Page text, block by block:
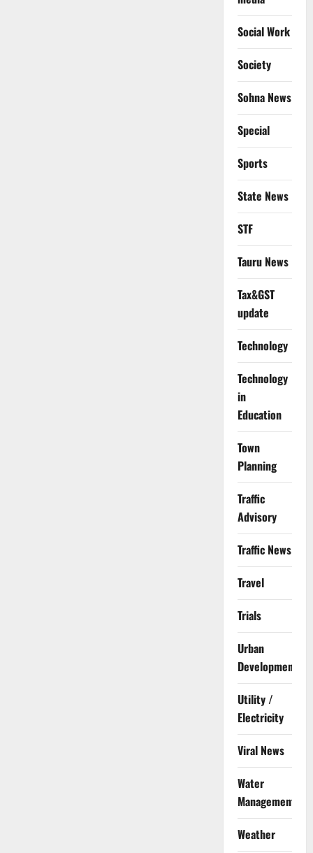
Social Work
Society
Sohna News
Special
Sports
State News
STF
Tauru News
Tax&GST
update
Technology
Technology
in
Education
Town
Planning
Traffic
Advisory
Traffic News
Travel
Trials
Urban
Development
Utility /
Electricity
Viral News
Water
Management
Weather